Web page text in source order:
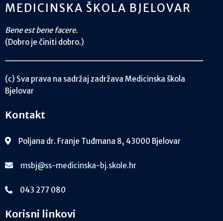
MEDICINSKA ŠKOLA BJELOVAR
Bene est bene facere.
(Dobro je činiti dobro.)
(c) Sva prava na sadržaj zadržava Medicinska škola
Bjelovar
Kontakt
Poljana dr. Franje Tuđmana 8, 43000 Bjelovar
msbj@ss-medicinska-bj.skole.hr
043 277 080
Korisni linkovi